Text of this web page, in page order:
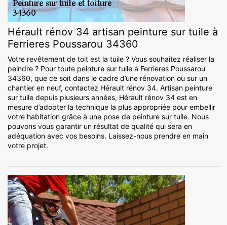
Hérault rénov 34 artisan peinture sur tuile à
Ferrieres Poussarou 34360
Votre revêtement de toit est la tuile ? Vous souhaitez réaliser la
peindre ? Pour toute peinture sur tuile à Ferrieres Poussarou
34360, que ce soit dans le cadre d’une rénovation ou sur un
chantier en neuf, contactez Hérault rénov 34. Artisan peinture
sur tuile depuis plusieurs années, Hérault rénov 34 est en
mesure d’adopter la technique la plus appropriée pour embellir
votre habitation grâce à une pose de peinture sur tuile. Nous
pouvons vous garantir un résultat de qualité qui sera en
adéquation avec vos besoins. Laissez-nous prendre en main
votre projet.